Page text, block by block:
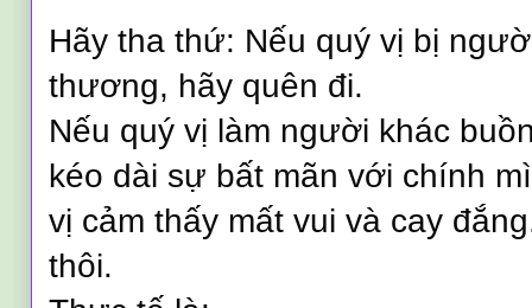
Hãy tha thứ: Nếu quý vị bị
thương, hãy quên đi.
Nếu quý vị làm người khác
kéo dài sự bất mãn với chính
vị cảm thấy mất vui và cay
thôi.